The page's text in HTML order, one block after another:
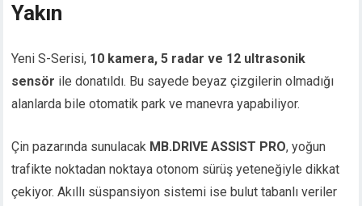
Yakın
Yeni S-Serisi, 10 kamera, 5 radar ve 12 ultrasonik
sensör ile donatıldı. Bu sayede beyaz çizgilerin olmadığı
alanlarda bile otomatik park ve manevra yapabiliyor.
Çin pazarında sunulacak MB.DRIVE ASSIST PRO, yoğun
trafikte noktadan noktaya otonom sürüş yeteneğiyle dikkat
çekiyor. Akıllı süspansiyon sistemi ise bulut tabanlı veriler